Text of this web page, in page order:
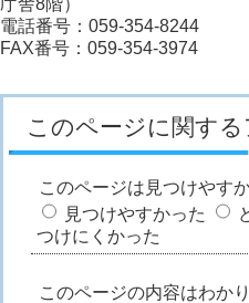
庁舎8階）
電話番号：059-354-8244
FAX番号：059-354-3974
このページに関する
このページは見つけやす
見つけやすかった
つけにくかった
このページの内容はわか